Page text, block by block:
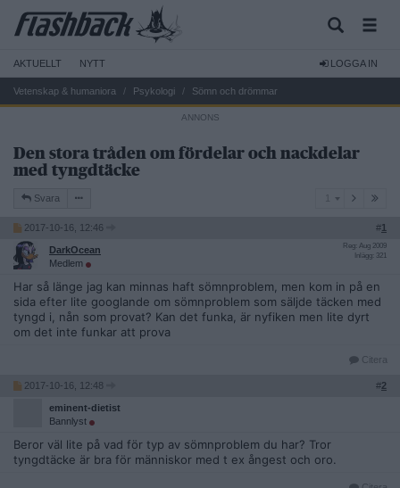
AKTUELLT NYTT LOGGA IN
Vetenskap & humaniora Psykologi Sömn och drömmar
Den stora tråden om fördelar och nackdelar
med tyngdtäcke
Svara
2017-10-16, 12:46 #1
DarkOcean
Medlem
Reg: Aug 2009
Inlägg: 321
Har så länge jag kan minnas haft sömnproblem, men kom in på en
sida efter lite googlande om sömnproblem som säljde täcken med
tyngd i, nån som provat? Kan det funka, är nyfiken men lite dyrt
om det inte funkar att prova
Citera
2017-10-16, 12:48 #2
eminent-dietist
Bannlyst
Beror väl lite på vad för typ av sömnproblem du har? Tror
tyngdtäcke är bra för människor med t ex ångest och oro.